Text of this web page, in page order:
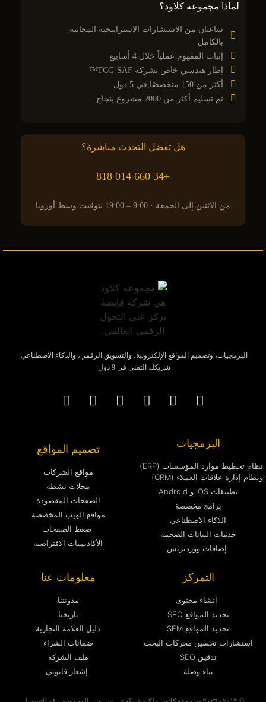
لماذا مجموعة كلاود؟
ساعتان من الاستشارات الاستراتيجية المجانية
بالكامل
إثبات المفهوم عملياً خلال 4 أسابيع
إطار هندسي خاص بشركة TCG-SAF™
أكثر من 150 متخصصًا في 5 دول
تم تسليم أكثر من 2000 مشروع بنجاح
هل تفضل التحدث مباشرة؟
+34 660 014 818
من الاثنين إلى الجمعة · 9:00 – 19:00 بتوقيت وسط أوروبا
البرمجيات، وتصميم المواقع الإلكترونية، والتسويق الرقمي، والذكاء الاصطناعي.
شريكك التقني في 9 دول.
البرمجيات
نظام تخطيط موارد المؤسسات (ERP)
ونظام إدارة علاقات العملاء (CRM)
تطبيقات iOS و Android
برامج مخصصة
الذكاء الاصطناعي
خدمات البيانات الضخمة
إضافات ووردبريس
تصميم المواقع
مواقع الشركات
محلات نشطة
الصفحات المقصودة
مواقع الويب المخصصة
ضغط الصفحات
الأكاديميات الافتراضية
التمركز
انشاء محتوى
تحديد المواقع SEO
تحديد المواقع SEM
استشارات تحسين محركات البحث
تدقيق SEO
بناء وصلة
معلومات عنا
مدونتنا
تاريخنا
دليل العلامة التجارية
ضمانات الشراء
ملف الشركة
إشعار قانوني